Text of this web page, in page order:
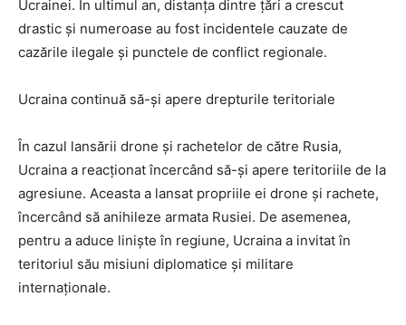
Ucrainei. În ultimul an, distanța dintre țări a crescut
drastic și numeroase au fost incidentele cauzate de
cazările ilegale și punctele de conflict regionale.
Ucraina continuă să-și apere drepturile teritoriale
În cazul lansării drone și rachetelor de către Rusia,
Ucraina a reacționat încercând să-și apere teritoriile de la
agresiune. Aceasta a lansat propriile ei drone și rachete,
încercând să anihileze armata Rusiei. De asemenea,
pentru a aduce liniște în regiune, Ucraina a invitat în
teritoriul său misiuni diplomatice și militare
internaționale.